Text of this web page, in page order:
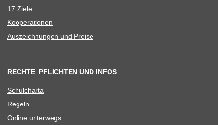
17 Ziele
Koope­ra­tio­nen
Aus­zeich­nun­gen und Preise
RECHTE, PFLICHTEN UND INFOS
Schul­charta
Regeln
Online unter­wegs